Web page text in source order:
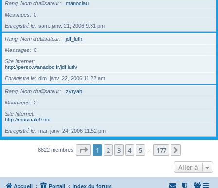
Rang, Nom d’utilisateur
manoclau
Messages
0
Enregistré le
sam. janv. 21, 2006 9:31 pm
Rang, Nom d’utilisateur
jdf_luth
Messages
0
Site Internet
http://perso.wanadoo.fr/jdf.luth/
Enregistré le
dim. janv. 22, 2006 11:22 am
Rang, Nom d’utilisateur
zyryab
Messages
2
Site Internet
http://musicale9.net
Enregistré le
mar. janv. 24, 2006 11:52 pm
8822 membres Page 1sur177
1 2 3 4 5 177
Aller à
Accueil Portail Index du forum